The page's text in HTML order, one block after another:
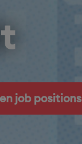
job positions